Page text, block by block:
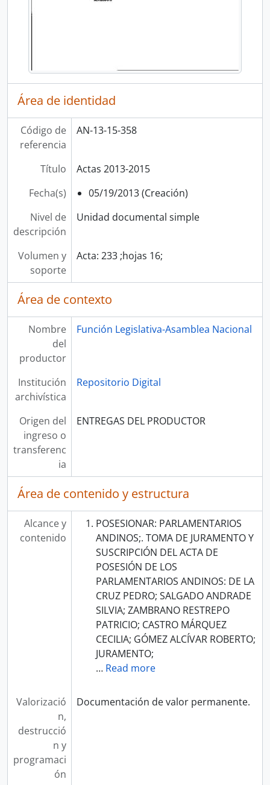
Área de identidad
Código de
referencia
AN-13-15-358
Título
Actas 2013-2015
Fecha(s)
05/19/2013 (Creación)
Nivel de
descripción
Unidad documental simple
Volumen y
soporte
Acta: 233 ;hojas 16;
Área de contexto
Nombre
del
productor
Función Legislativa-Asamblea Nacional
Institución
archivística
Repositorio Digital
Origen del
ingreso o
transferenc
ia
ENTREGAS DEL PRODUCTOR
Área de contenido y estructura
Alcance y
contenido
POSESIONAR: PARLAMENTARIOS
ANDINOS;. TOMA DE JURAMENTO Y
SUSCRIPCIÓN DEL ACTA DE
POSESIÓN DE LOS
PARLAMENTARIOS ANDINOS: DE LA
CRUZ PEDRO; SALGADO ANDRADE
SILVIA; ZAMBRANO RESTREPO
PATRICIO; CASTRO MÁRQUEZ
CECILIA; GÓMEZ ALCÍVAR ROBERTO;
JURAMENTO;
… Read more
Valorizació
n,
destrucció
n y
programaci
ón
Documentación de valor permanente.